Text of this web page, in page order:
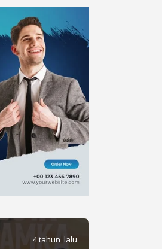
4 tahun lalu